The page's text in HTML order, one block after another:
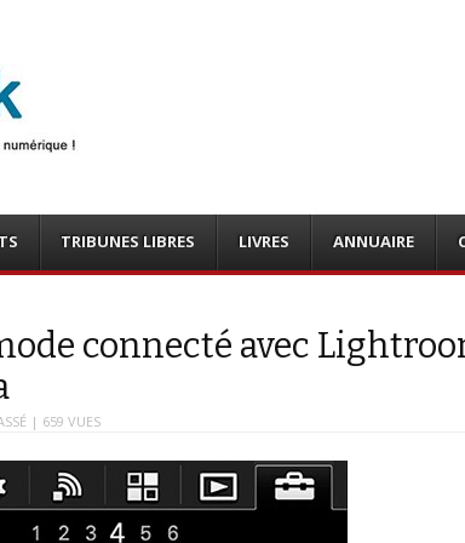
TRIBUNES LIBRES LIVRES ANNUAIRE
connecté avec
| 659 VUES